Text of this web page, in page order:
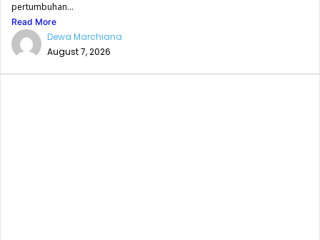
pertumbuhan...
Read More
Dewa Marchiana
August 7, 2026